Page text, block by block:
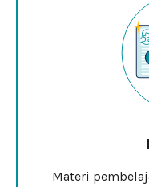
Materi